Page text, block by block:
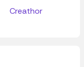
Creathor